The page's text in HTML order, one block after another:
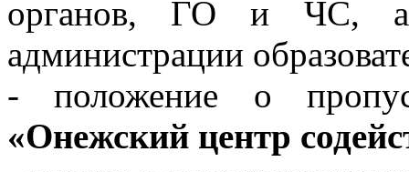
органов, ГО и ЧС,
администрации
- положение о
«Онежский центр